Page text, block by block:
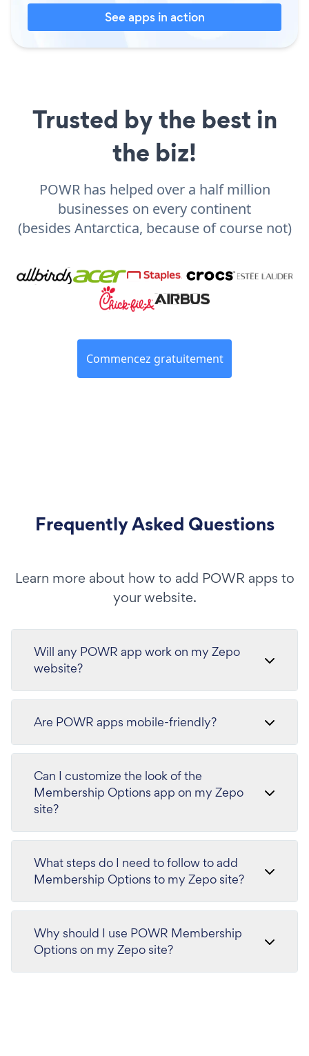
See apps in action
Trusted by the best in
the biz!
POWR has helped over a half million
businesses on every continent
(besides Antarctica, because of course not)
Commencez gratuitement
Frequently Asked Questions
Learn more about how to add POWR apps to
your website.
Will any POWR app work on my Zepo
website?
Are POWR apps mobile-friendly?
Can I customize the look of the
Membership Options app on my Zepo
site?
What steps do I need to follow to add
Membership Options to my Zepo site?
Why should I use POWR Membership
Options on my Zepo site?